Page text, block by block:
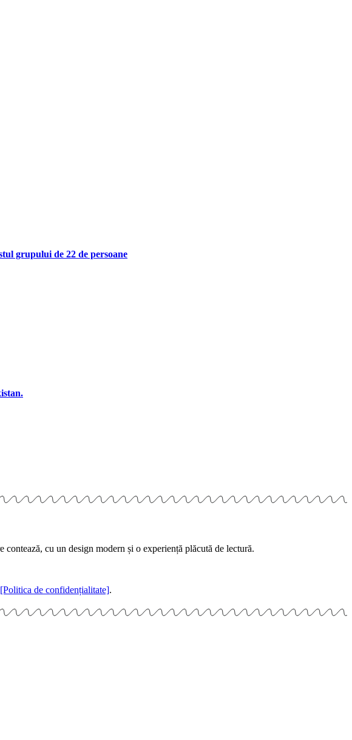
grupului de 22 de persoane
cu un design modern și o experiență plăcută de lectură.
[Politica de confidențialitate].